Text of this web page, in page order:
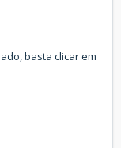
basta clicar em